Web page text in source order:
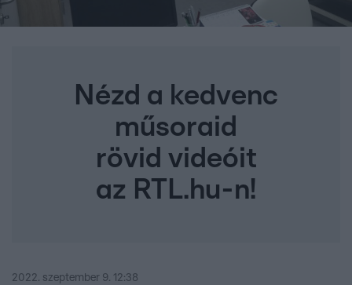
Nézd a kedvenc
műsoraid
rövid videóit
az RTL.hu-n!
2022. szeptember 9. 12:38